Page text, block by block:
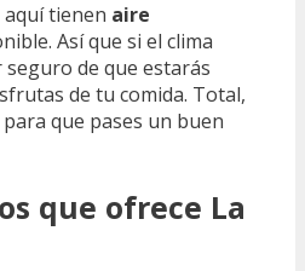
aquí tienen aire
Así que si el clima
de que estarás
de tu comida. Total,
que pases un buen
que ofrece La